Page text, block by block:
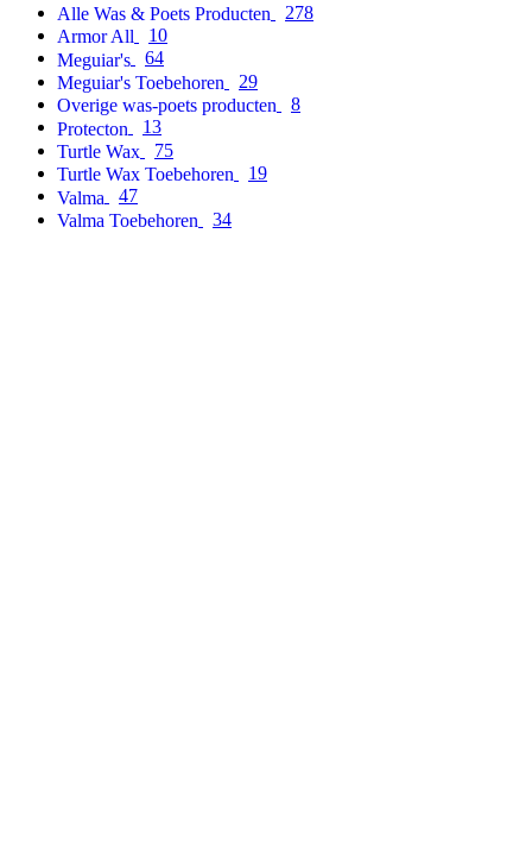
Alle Was & Poets Producten
278
Armor All
10
Meguiar's
64
Meguiar's Toebehoren
29
Overige was-poets producten
8
Protecton
13
Turtle Wax
75
Turtle Wax Toebehoren
19
Valma
47
Valma Toebehoren
34